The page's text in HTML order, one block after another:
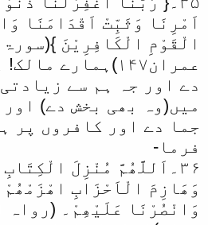
اَمْرِنَا وَثَبِّتْ اَقْدَامَنَا
الْقَوْمِ الْکَافِرِیْنَ
عمران۱۴۷)ہمارے
دے اور جہ ہم سے
میں(وہ بھی بخش دے)
جما دے اور کافروں پر
فرما-
۳۶۔اَللَّھُمَّ مُنْزِلَ
وَھَازِمَ الْاَحْزَابِ اھْزَمْھُمْ
وَانْصُرْنَا عَلَیْھِمْ۔ (رواہ